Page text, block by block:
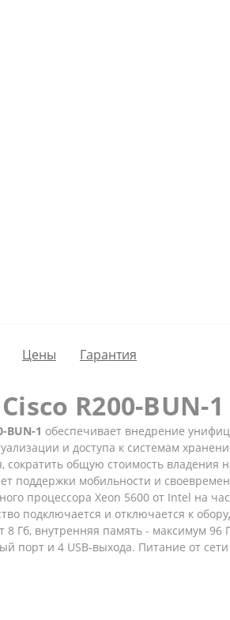
Цены Гарантия
R200-BUN-1
BUN-1 обеспечивает внедрение
и доступа к системам
сократить общую стоимость
поддержки мобильности и
процессора Xeon 5600 от Intel на
подключается и отключается к
8 Гб, внутренняя память - максимум
порт и 4 USB-выхода. Питание от